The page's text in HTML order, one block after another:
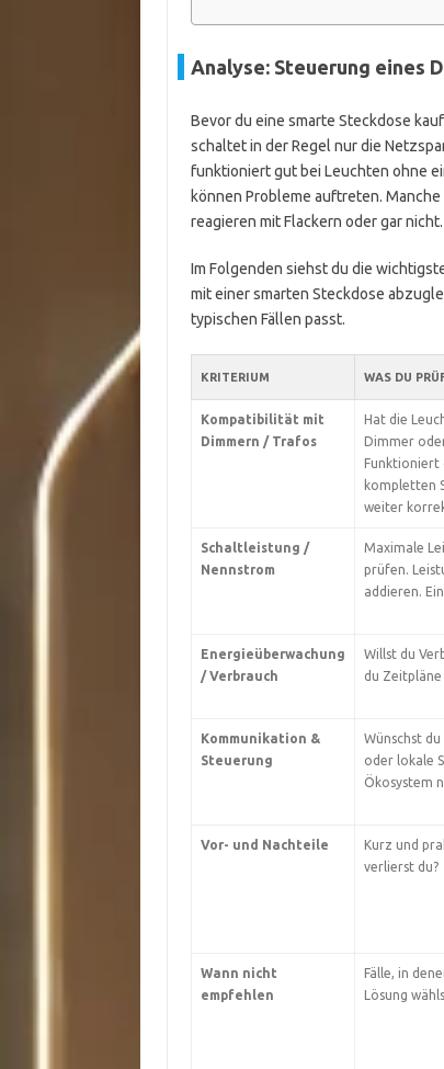
Analyse: Steuerung eines
Bevor du eine smarte Steckdose
schaltet in der Regel nur die
funktioniert gut bei Leuchten ohne
können Probleme auftreten.
reagieren mit Flackern oder gar nicht.
Im Folgenden siehst du die
mit einer smarten Steckdose
typischen Fällen passt.
KRITERIUM WAS DU
Kompatibilität mit
Dimmern / Trafos
Hat die
Dimmer
Funktioniert
kompletten
weiter
Schaltleistung /
Nennstrom
Maximale
prüfen.
addieren.
Energieüberwachung
/ Verbrauch
Willst du
du
Kommunikation &
Steuerung
Wünschst
oder lokale
Ökosystem
Vor- und Nachteile
Kurz und
verlierst du?
Wann nicht
empfehlen
Fälle, in
Lösung